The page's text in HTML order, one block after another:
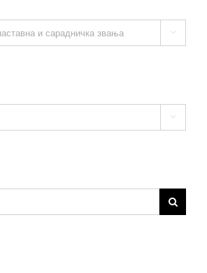

